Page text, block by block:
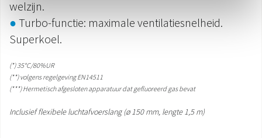
welzijn.
● Turbo-functie: maximale ventilatiesnelheid.
Superkoel.
(*) 35°C/80%UR
(**) volgens regelgeving EN14511
(***) Hermetisch afgesloten apparatuur dat gefluoreerd gas bevat
Inclusief flexibele luchtafvoerslang (ø 150 mm, lengte 1,5 m)